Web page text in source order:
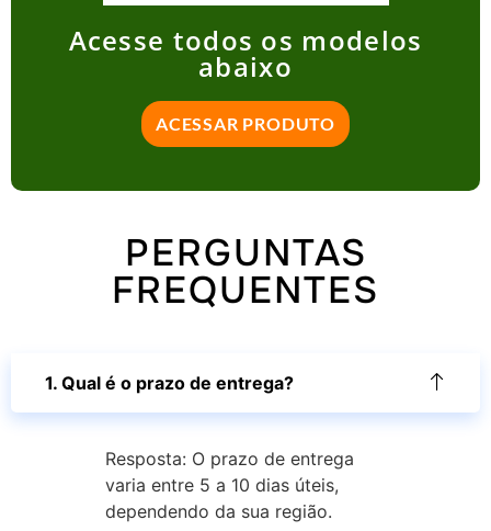
Acesse todos os modelos
abaixo
ACESSAR PRODUTO
PERGUNTAS
FREQUENTES
1. Qual é o prazo de entrega?
Resposta: O prazo de entrega
varia entre 5 a 10 dias úteis,
dependendo da sua região.